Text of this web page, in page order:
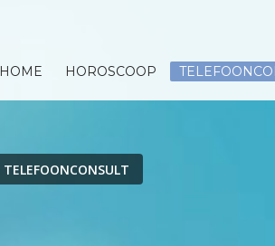
HOME HOROSCOOP